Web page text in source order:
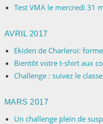
Test VMA le mercredi 31
AVRIL 2017
Ekiden de Charleroi:
Bientôt votre t-shirt aux
Challenge : suivez le
MARS 2017
Un challenge plein de